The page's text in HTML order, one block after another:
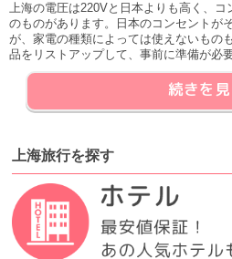
上海の電圧は220Vと日本よりも高く、コ
のものがあります。日本のコンセントが
が、家電の種類によっては使えないもの
品をリストアップして、事前に準備が必
続きを
上海旅行を探す